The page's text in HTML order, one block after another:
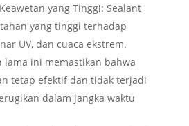
yang Tinggi: Sealant
yang tinggi terhadap
UV, dan cuaca ekstrem.
lama ini memastikan bahwa
tetap efektif dan tidak terjadi
dalam jangka waktu